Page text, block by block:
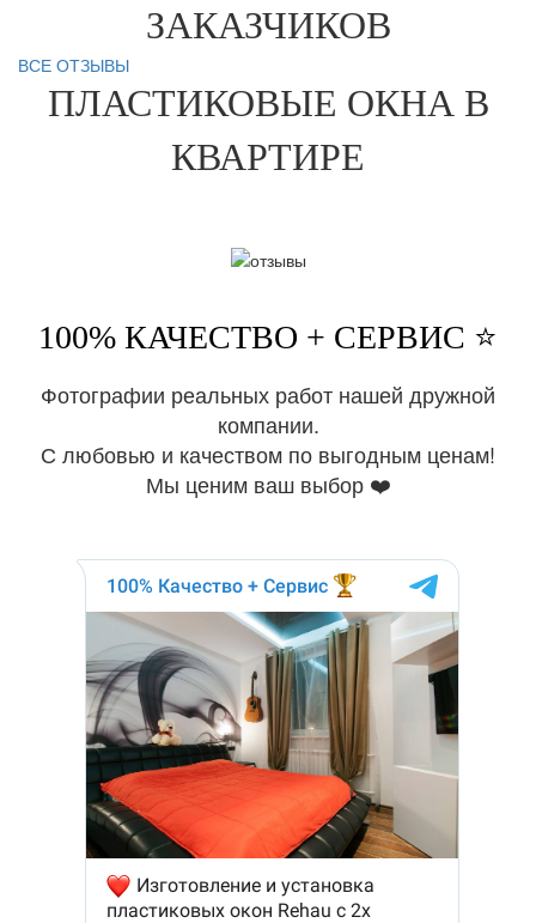
ЗАКАЗЧИКОВ
ВСЕ ОТЗЫВЫ
ПЛАСТИКОВЫЕ ОКНА В
КВАРТИРЕ
100% КАЧЕСТВО + СЕРВИС ⭐️
Фотографии реальных работ нашей дружной
компании.
С любовью и качеством по выгодным ценам!
Мы ценим ваш выбор ❤️